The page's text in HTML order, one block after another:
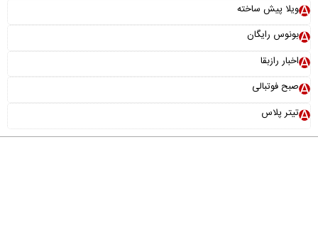
ویلا پیش ساخته
بونوس رایگان
اخبار رازبقا
صبح فوتبالی
تیتر پلاس